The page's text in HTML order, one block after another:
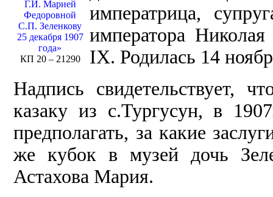
Г.И. Марией
Федоровной
С.П. Зеленкову
25 декабря 1907
года»
КП 20 – 21290
императрица,
императора
IX. Родилась 14
Надпись свидетельствует,
казаку из с.Тургусун, в
предполагать, за какие
же кубок в музей дочь
Астахова Мария.